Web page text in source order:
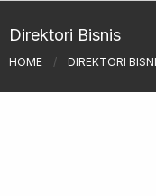
Direktori Bisnis
HOME / DIREKTORI